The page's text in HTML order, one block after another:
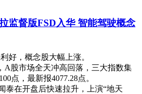
监督版FSD入华 智能驾驶概念
，概念股大幅上涨。
股市场全天冲高回落，三大指数集
点，最新报4077.28点。
在开盘后快速拉升，上演“地天